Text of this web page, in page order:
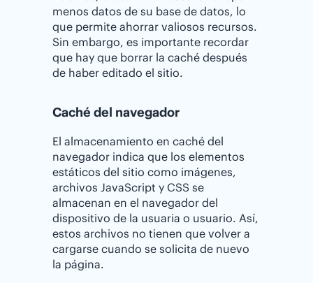
menos datos de su base de datos, lo
que permite ahorrar valiosos recursos.
Sin embargo, es importante recordar
que hay que borrar la caché después
de haber editado el sitio.
Caché del navegador
El almacenamiento en caché del
navegador indica que los elementos
estáticos del sitio como imágenes,
archivos JavaScript y CSS se
almacenan en el navegador del
dispositivo de la usuaria o usuario. Así,
estos archivos no tienen que volver a
cargarse cuando se solicita de nuevo
la página.